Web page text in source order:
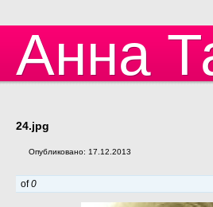
Анна
24.jpg
Опубликовано: 17.12.2013
of0